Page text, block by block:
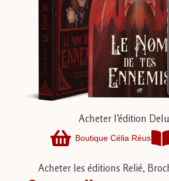
Acheter l’édition
Boutique Célia Réus
Acheter les éditions Relié,